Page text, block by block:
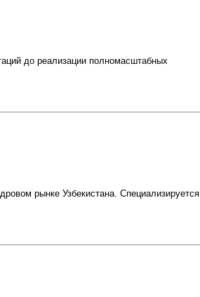
до реализации полномасштабных
рынке Узбекистана. Специализируется